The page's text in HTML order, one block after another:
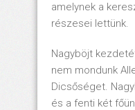
amelynek a
részesei lettünk.
Nagyböjt
nem mondunk
Dicsőséget.
és a fenti két